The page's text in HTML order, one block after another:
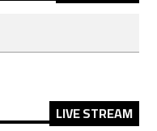
LIVE STREAM